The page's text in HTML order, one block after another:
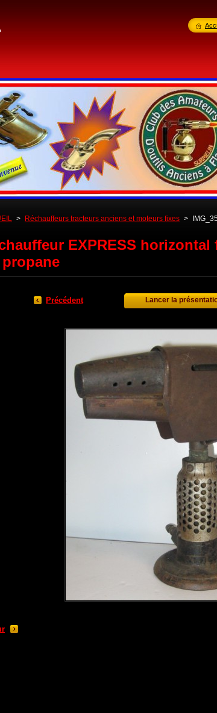
> Réchauffeurs tracteurs anciens et moteurs fixes >
EXPRESS
Précédent Lancer la